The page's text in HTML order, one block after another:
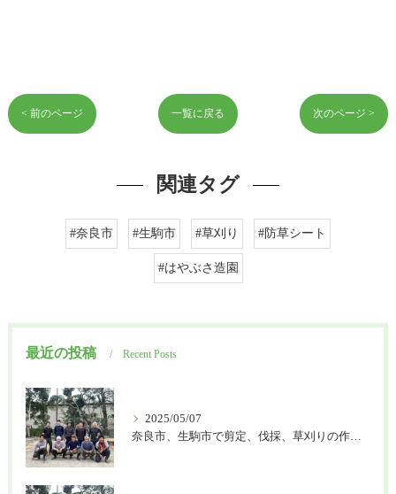
< 前のページ 一覧に戻る 次のページ >
関連タグ
#奈良市 #生駒市 #草刈り #防草シート
#はやぶさ造園
最近の投稿 Recent Posts
2025/05/07
奈良市、生駒市で剪定、伐採、草刈りの作業を頼むなら はなまる造園